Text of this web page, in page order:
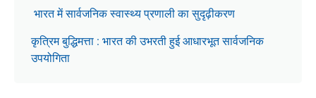
भारत में सार्वजनिक स्वास्थ्य प्रणाली का सुदृढ़ीकरण
कृत्रिम बुद्धिमत्ता : भारत की उभरती हुई आधारभूत सार्वजनिक
उपयोगिता